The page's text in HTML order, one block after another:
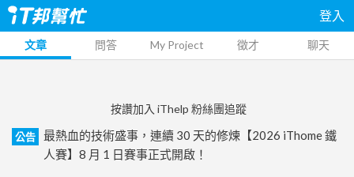
登入
文章 問答 My Project 徵才 聊天
按讚加入 iThelp 粉絲團追蹤
公告
最熱血的技術盛事，連續 30 天的修煉【2026 iThome 鐵
人賽】8 月 1 日賽事正式開啟！